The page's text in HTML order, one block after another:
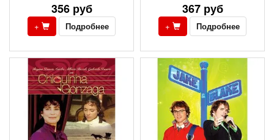
356 руб
+ Подробнее
367 руб
+ Подробнее